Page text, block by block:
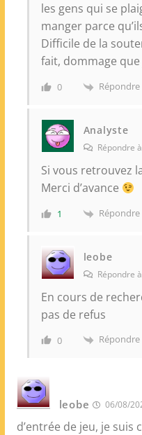
les gens qui se
manger parce
Difficile de la
fait, dommage que
0 Répondre
Analyste
Répondre à
Si vous retrouvez
Merci d’avance
1 Répondre
leobe
Répondre à
En cours de
pas de refus
0 Répondre
leobe 06/08/
d’entrée de jeu, je